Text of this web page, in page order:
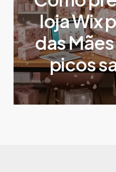
loja Wix
das
picos